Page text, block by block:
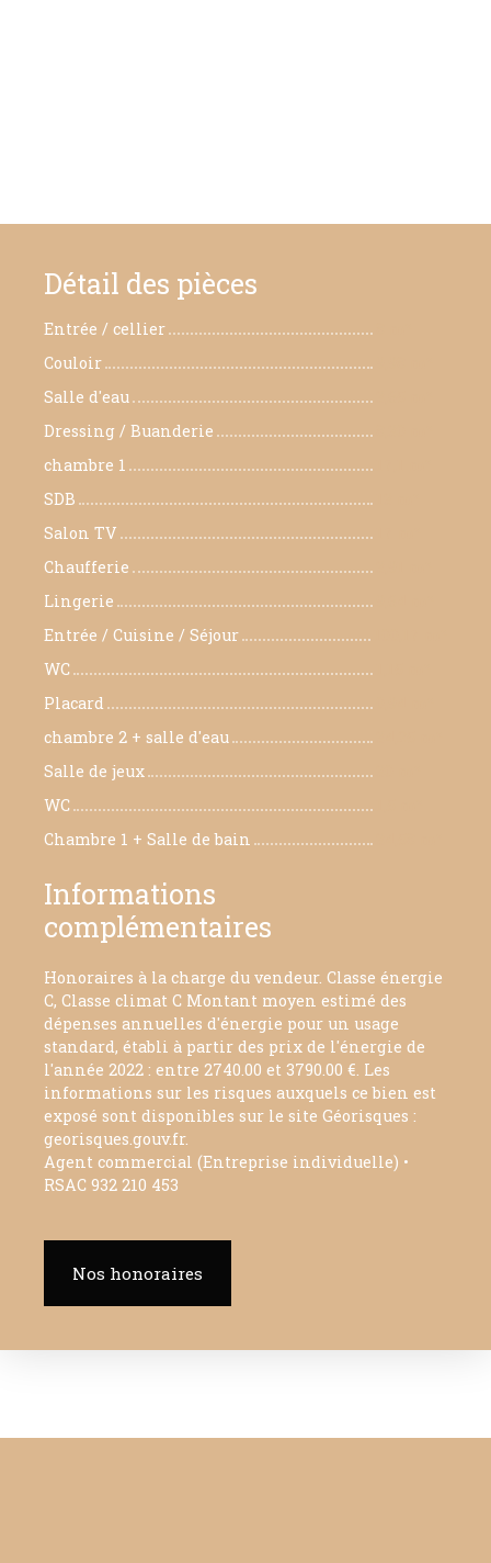
Détail des pièces
Entrée / cellier
Couloir
Salle d'eau
Dressing / Buanderie
chambre 1
SDB
Salon TV
Chaufferie
Lingerie
Entrée / Cuisine / Séjour
WC
Placard
chambre 2 + salle d'eau
Salle de jeux
WC
Chambre 1 + Salle de bain
Informations
complémentaires
Honoraires à la charge du vendeur. Classe énergie
C, Classe climat C Montant moyen estimé des
dépenses annuelles d'énergie pour un usage
standard, établi à partir des prix de l'énergie de
l'année 2022 : entre 2740.00 et 3790.00 €. Les
informations sur les risques auxquels ce bien est
exposé sont disponibles sur le site Géorisques :
georisques.gouv.fr.
Agent commercial (Entreprise individuelle) •
RSAC 932 210 453
Nos honoraires